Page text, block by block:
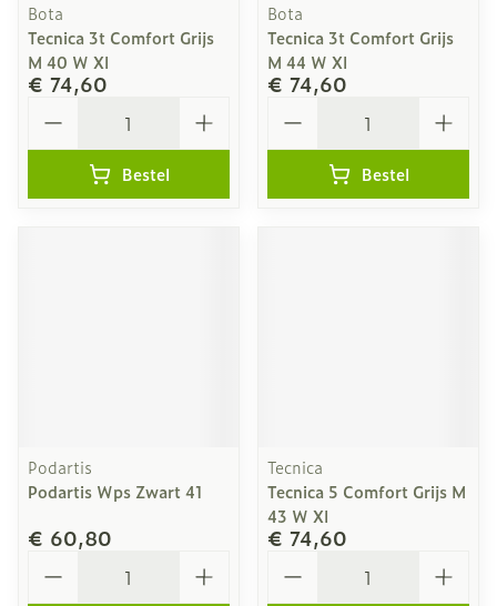
Bota
Tecnica 3t Comfort Grijs
M 40 W Xl
€ 74,60
Bestel
Bota
Tecnica 3t Comfort Grijs
M 44 W Xl
€ 74,60
Bestel
Podartis
Podartis Wps Zwart 41
€ 60,80
Tecnica
Tecnica 5 Comfort Grijs M
43 W Xl
€ 74,60